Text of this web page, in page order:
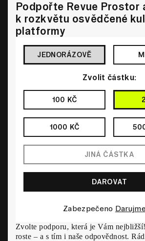
Podpořte Revue Prostor
k rozkvětu osvědčené
platformy
Zvolte podporu, která je Vám
roste – a s tím i naše odpovědnost.
JEDNORÁZOVĚ
Zvolit částku:
100 KČ
1000 KČ
Zabezpečeno